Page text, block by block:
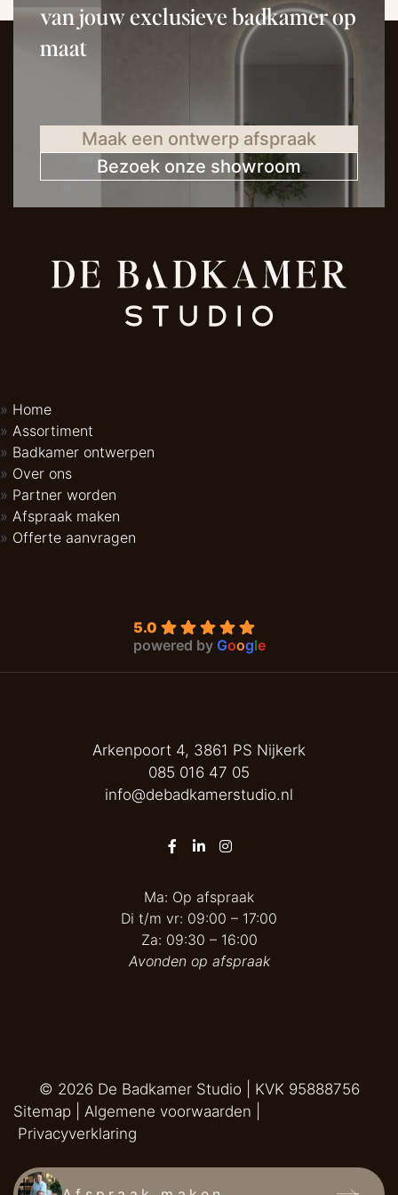
van jouw exclusieve badkamer op
maat
Maak een ontwerp afspraak
Bezoek onze showroom
Home
Assortiment
Badkamer ontwerpen
Over ons
Partner worden
Afspraak maken
Offerte aanvragen
5.0
powered by Google
Arkenpoort 4, 3861 PS Nijkerk
085 016 47 05
info@debadkamerstudio.nl
Ma: Op afspraak
Di t/m vr: 09:00 – 17:00
Za: 09:30 – 16:00
Avonden op afspraak
© 2026 De Badkamer Studio
| KVK 95888756
Sitemap
Algemene voorwaarden
Privacyverklaring